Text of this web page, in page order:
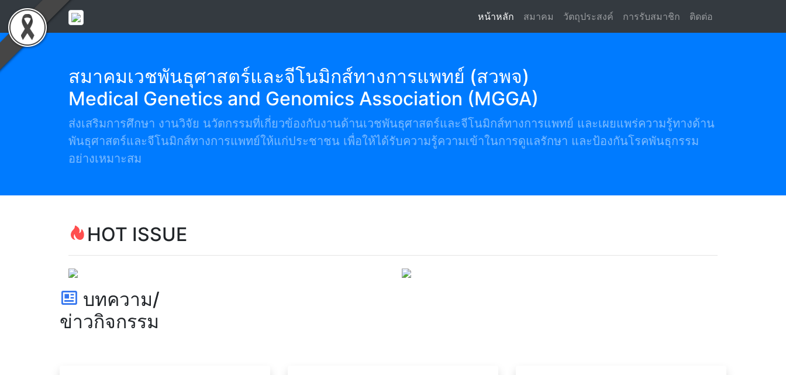
หน้าหลัก (current)
สมาคม วัตถุประสงค์ การรับสมาชิก ติดต่อ
สมาคมเวชพันธุศาสตร์และจีโนมิกส์ทางการแพทย์ (สวพจ)
Medical Genetics and Genomics Association (MGGA)
ส่งเสริมการศึกษา งานวิจัย นวัตกรรมที่เกี่ยวข้องกับงานด้านเวชพันธุศาสตร์และจีโนมิกส์ทางการแพทย์ และเผยแพร่ความรู้ทางด้าน
พันธุศาสตร์และจีโนมิกส์ทางการแพทย์ให้แก่ประชาชน เพื่อให้ได้รับความรู้ความเข้าในการดูแลรักษา และป้องกันโรคพันธุกรรม
อย่างเหมาะสม
HOT ISSUE
บทความ/
ข่าวกิจกรรม